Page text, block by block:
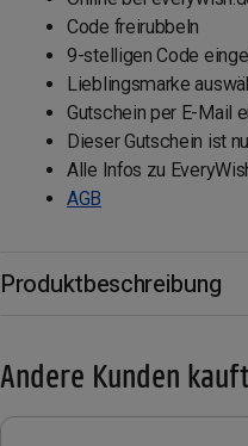
Code freirubbeln
9-stelligen Code
Lieblingsmarke
Gutschein per E-Mail
Dieser Gutschein ist
Alle Infos zu
AGB
Produktbeschreibung
Andere Kunden